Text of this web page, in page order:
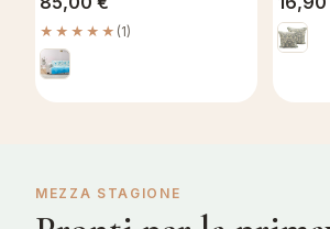
★★★★★ (1)
cm
MEZZA STAGIONE